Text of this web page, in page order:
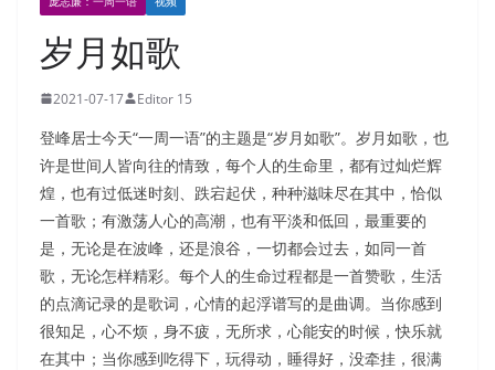
岁月如歌
2021-07-17 Editor 15
登峰居士今天“一周一语”的主题是“岁月如歌”。岁月如歌，也
许是世间人皆向往的情致，每个人的生命里，都有过灿烂辉
煌，也有过低迷时刻、跌宕起伏，种种滋味尽在其中，恰似
一首歌；有激荡人心的高潮，也有平淡和低回，最重要的
是，无论是在波峰，还是浪谷，一切都会过去，如同一首
歌，无论怎样精彩。每个人的生命过程都是一首赞歌，生活
的点滴记录的是歌词，心情的起浮谱写的是曲调。当你感到
很知足，心不烦，身不疲，无所求，心能安的时候，快乐就
在其中；当你感到吃得下，玩得动，睡得好，没牵挂，很满